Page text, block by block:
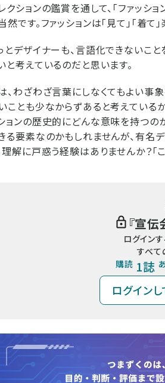
クションの鑑賞を通して、「ファッシ
然です。ファッションは「見て」「着
とデザイナーも、言語化できないこと
と考えているのだと思います。
、わざわざ言葉にしなくてもよい事
ことも少なからずあると考えている
ョンの歴史的にどんな意味を持つの
る要素なのかもしれませんが、有名
理解に戸惑う経験はありませんか？
『宣伝
ログイン
すべて
購読 1誌
ログイン